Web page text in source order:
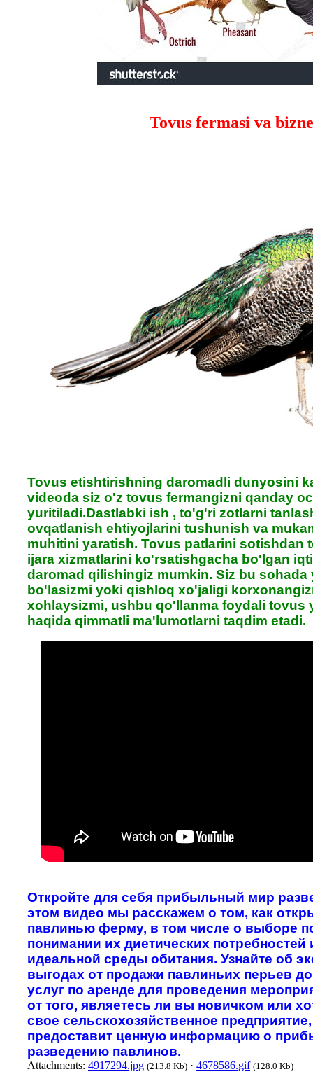
Tovus fermasi va
Tovus etishtirishning daromadli dunyosini
videoda siz o'z tovus fermangizni qanday
yuritiladi.Dastlabki ish , to'g'ri zotlarni
ovqatlanish ehtiyojlarini tushunish va
muhitini yaratish. Tovus patlarini sotishdan
ijara xizmatlarini ko'rsatishgacha bo'lgan
daromad qilishingiz mumkin. Siz bu
bo'lasizmi yoki qishloq xo'jaligi
xohlaysizmi, ushbu qo'llanma foydali tovus
haqida qimmatli ma'lumotlarni taqdim etadi.
Откройте для себя прибыльный мир
этом видео мы расскажем о том, как
павлинью ферму, в том числе о выборе
понимании их диетических потребностей
идеальной среды обитания. Узнайте об
выгодах от продажи павлиньих перьев
услуг по аренде для проведения
от того, являетесь ли вы новичком или
свое сельскохозяйственное
предоставит ценную информацию о
разведению павлинов.
Attachments: 4917294.jpg (213.8 Kb) · 4678586.gif (128.0 Kb)